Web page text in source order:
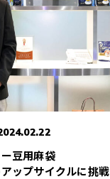
豆用麻袋
ップサイクルに挑戦